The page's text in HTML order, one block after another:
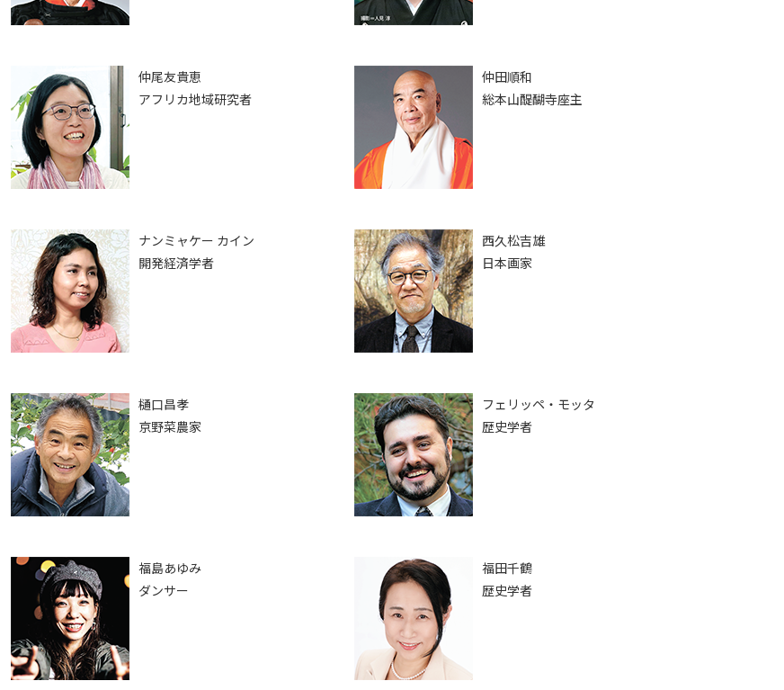
仲尾友貴恵
アフリカ地域研究者
仲田順和
総本山醍醐寺座主
ナンミャケー カイン
開発経済学者
西久松吉雄
日本画家
樋口昌孝
京野菜農家
フェリッペ・モッタ
歴史学者
福島あゆみ
ダンサー
福田千鶴
歴史学者